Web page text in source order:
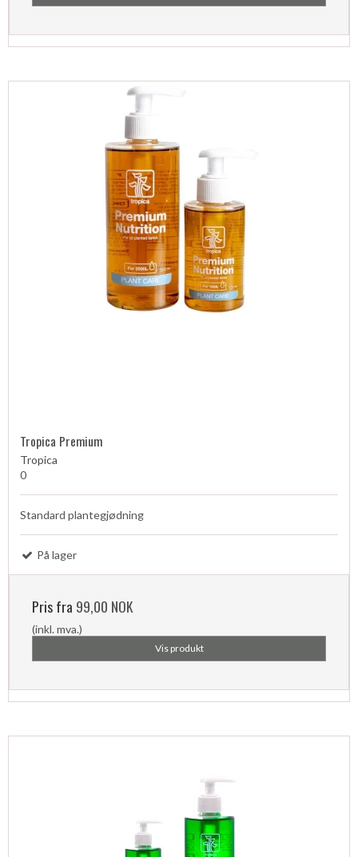
Tropica Premium
Tropica
0
Standard plantegjødning
På lager
Pris fra 99,00 NOK
(inkl. mva.)
Vis produkt